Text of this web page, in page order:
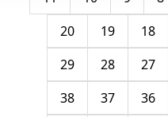
18
19
20
27
28
29
36
37
38